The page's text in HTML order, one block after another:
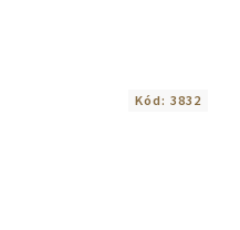
Kód: 3832